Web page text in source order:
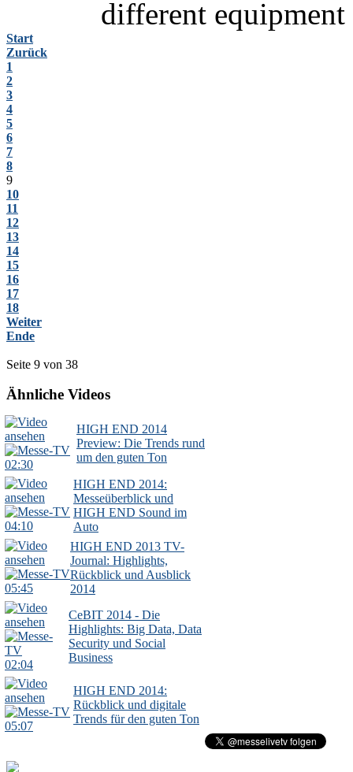
different equipment
Start
Zurück
1
2
3
4
5
6
7
8
9
10
11
12
13
14
15
16
17
18
Weiter
Ende
Seite 9 von 38
Ähnliche Videos
02:30
HIGH END 2014
Preview: Die Trends rund
um den guten Ton
04:10
HIGH END 2014:
Messeüberblick und
HIGH END Sound im
Auto
05:45
HIGH END 2013 TV-
Journal: Highlights,
Rückblick und Ausblick
2014
02:04
CeBIT 2014 - Die
Highlights: Big Data, Data
Security und Social
Business
05:07
HIGH END 2014:
Rückblick und digitale
Trends für den guten Ton